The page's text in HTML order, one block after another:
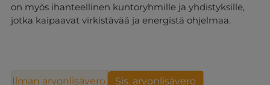
on myös ihanteellinen kuntoryhmille ja yhdistyksille,
jotka kaipaavat virkistävää ja energistä ohjelmaa.
Ilman arvonlisävero Sis. arvonlisävero